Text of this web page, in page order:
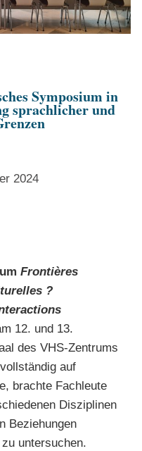
Symposium in
sprachlicher und
2024
Frontières
?
12. und 13.
des VHS-Zentrums
auf
brachte Fachleute
Disziplinen
Beziehungen
untersuchen.